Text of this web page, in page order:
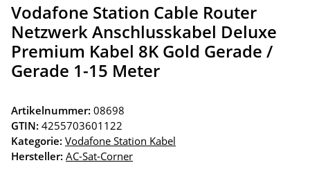
Vodafone Station Cable Router
Netzwerk Anschlusskabel Deluxe
Premium Kabel 8K Gold Gerade /
Gerade 1-15 Meter
Artikelnummer: 08698
GTIN: 4255703601122
Kategorie: Vodafone Station Kabel
Hersteller: AC-Sat-Corner